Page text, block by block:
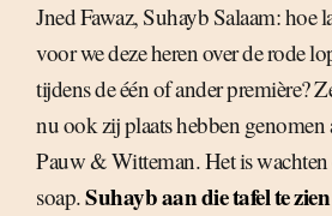
Jned Fawaz, Suhayb Salaam: hoe
voor we deze heren over de rode
tijdens de één of ander première?
nu ook zij plaats hebben genomen
Pauw & Witteman. Het is wachten
soap.Suhayb aan die tafel te zien